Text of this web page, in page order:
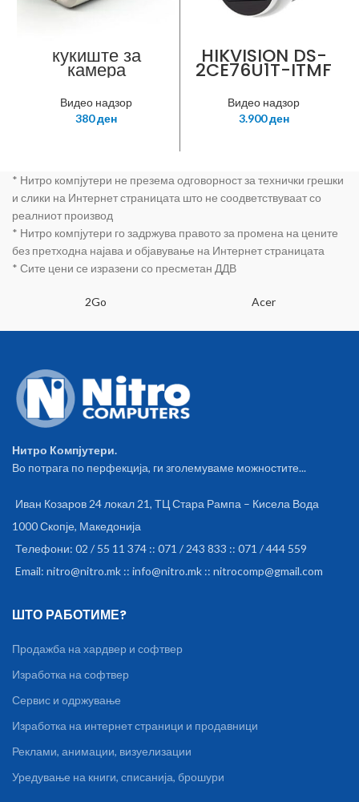
кукиште за
камера
Видео надзор
380ден
HIKVISION DS-
2CE76U1T-ITMF
Dome Turret
8MP 3840×2160
2.8mm Exir IR
30m Smart IR
Видео надзор
3.900ден
* Нитро компјутери не презема одговорност за технички грешки
и слики на Интернет страницата што не соодветствуваат со
реалниот производ
* Нитро компјутери го задржува правото за промена на цените
без претходна најава и објавување на Интернет страницата
* Сите цени се изразени со пресметан ДДВ
2Go Acer
Нитро Компјутери.
Во потрага по перфекција, ги зголемуваме можностите...
Иван Козаров 24 локал 21, ТЦ Стара Рампа – Кисела Вода
1000 Скопје, Македонија
Телефони: 02 / 55 11 374 :: 071 / 243 833 :: 071 / 444 559
Email: nitro@nitro.mk :: info@nitro.mk :: nitrocomp@gmail.com
ШТО РАБОТИМЕ?
Продажба на хардвер и софтвер
Изработка на софтвер
Сервис и одржување
Изработка на интернет страници и продавници
Реклами, анимации, визуелизации
Уредување на книги, списанија, брошури